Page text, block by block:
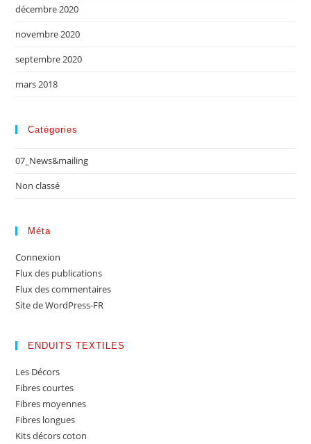
décembre 2020
novembre 2020
septembre 2020
mars 2018
Catégories
07_News&mailing
Non classé
Méta
Connexion
Flux des publications
Flux des commentaires
Site de WordPress-FR
ENDUITS TEXTILES
Les Décors
Fibres courtes
Fibres moyennes
Fibres longues
Kits décors coton